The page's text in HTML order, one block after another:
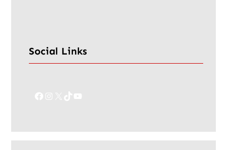
Social Links
Facebook Instagram TikTok YouTube